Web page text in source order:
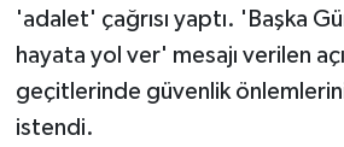
'adalet' çağrısı yaptı. 'Başka
hayata yol ver' mesajı verilen
geçitlerinde güvenlik
istendi.